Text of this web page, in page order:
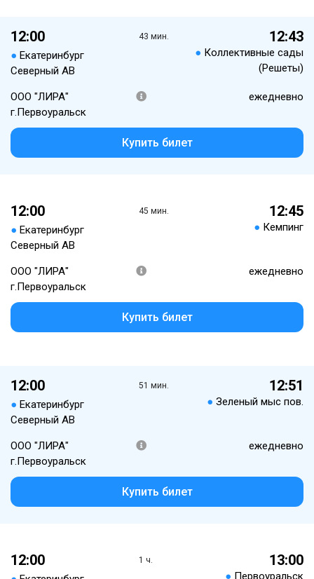
12:00
● Екатеринбург
Северный АВ
43 мин. 12:43
● Коллективные сады
(Решеты)
ООО "ЛИРА"
г.Первоуральск
ежедневно
Купить билет
12:00
● Екатеринбург
Северный АВ
45 мин. 12:45
● Кемпинг
ООО "ЛИРА"
г.Первоуральск
ежедневно
Купить билет
12:00
● Екатеринбург
Северный АВ
51 мин. 12:51
● Зеленый мыс пов.
ООО "ЛИРА"
г.Первоуральск
ежедневно
Купить билет
12:00 1 ч. 13:00
● Первоуральск